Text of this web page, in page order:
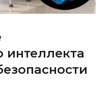
интеллекта